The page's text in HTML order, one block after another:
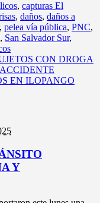
, capturas El
, daños, daños a
, pelea vía pública, PNC,
, San Salvador Sur,
CON DROGA
ACCIDENTE
EN ILOPANGO
Y